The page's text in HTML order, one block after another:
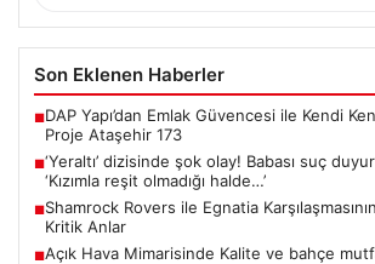
Son Eklenen Haberler
■DAP Yapı’dan Emlak Güvencesi ile Kendi
Proje Ataşehir 173
■‘Yeraltı’ dizisinde şok olay! Babası suç
‘Kızımla reşit olmadığı halde…’
■Shamrock Rovers ile Egnatia
Kritik Anlar
■Açık Hava Mimarisinde Kalite ve bahçe